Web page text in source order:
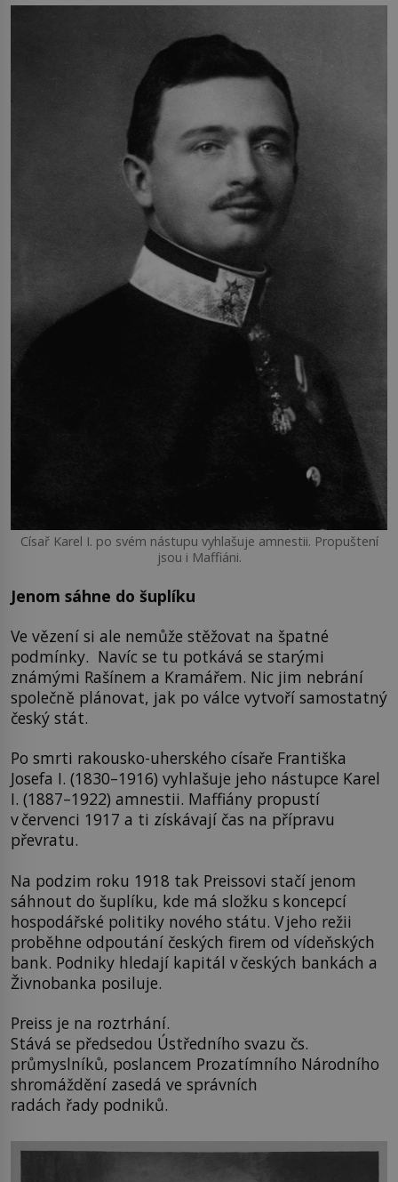
Císař Karel I. po svém nástupu vyhlašuje amnestii. Propuštení
jsou i Maffiáni.
Jenom sáhne do šuplíku
Ve vězení si ale nemůže stěžovat na špatné
podmínky. Navíc se tu potkává se starými
známými Rašínem a Kramářem. Nic jim nebrání
společně plánovat, jak po válce vytvoří samostatný
český stát.
Po smrti rakousko-uherského císaře Františka
Josefa I. (1830–1916) vyhlašuje jeho nástupce Karel
I. (1887–1922) amnestii. Maffiány propustí
v červenci 1917 a ti získávají čas na přípravu
převratu.
Na podzim roku 1918 tak Preissovi stačí jenom
sáhnout do šuplíku, kde má složku s koncepcí
hospodářské politiky nového státu. V jeho režii
proběhne odpoutání českých firem od vídeňských
bank. Podniky hledají kapitál v českých bankách a
Živnobanka posiluje.
Preiss je na roztrhání.
Stává se předsedou Ústředního svazu čs.
průmyslníků, poslancem Prozatímního Národního
shromáždění zasedá ve správních
radách řady podniků.